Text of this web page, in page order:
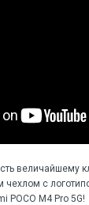
величайшему
чехлом с
POCO M4 Pro 5G!